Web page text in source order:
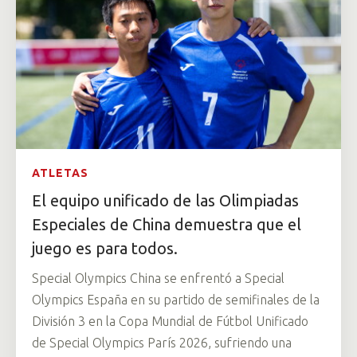
ATLETAS
El equipo unificado de las Olimpiadas
Especiales de China demuestra que el
juego es para todos.
Special Olympics China se enfrentó a Special
Olympics España en su partido de semifinales de la
División 3 en la Copa Mundial de Fútbol Unificado
de Special Olympics París 2026, sufriendo una